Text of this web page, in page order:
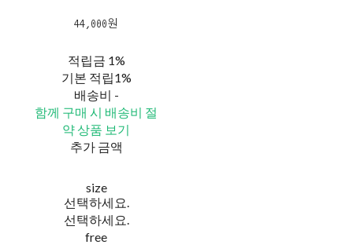
44,000원
적립금 1%
기본 적립1%
배송비 -
함께 구매 시 배송비 절
약 상품 보기
추가 금액
size
선택하세요.
선택하세요.
free